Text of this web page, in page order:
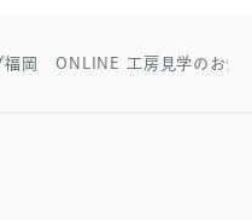
福岡 ONLINE 工房見学のお知